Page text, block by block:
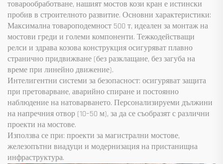
товарообработване, нашият мостов кози кран е истински
пробив в строителното развитие. Основни характеристики:
Максимална товароподемност 500 т, идеален за монтаж на
мостови греди и големи компоненти. Тежкодействащи
релси и здрава козова конструкция осигуряват плавно
странично придвижване (без разклащане, без загуба на
време при линейно движение).
Интелигентни системи за безопасност: осигуряват защита
при претоварване, аварийно спиране и постоянно
наблюдение на натоварването. Персонализируеми дължини
на напречния отвор (10–50 м), за да се съобразят с различни
проекти на мостове.
Използва се при: проекти за магистрални мостове,
железопътни виадуци и модернизация на пристанищна
инфраструктура.